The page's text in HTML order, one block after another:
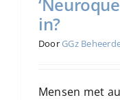
in?
DoorGGz
Mensen met